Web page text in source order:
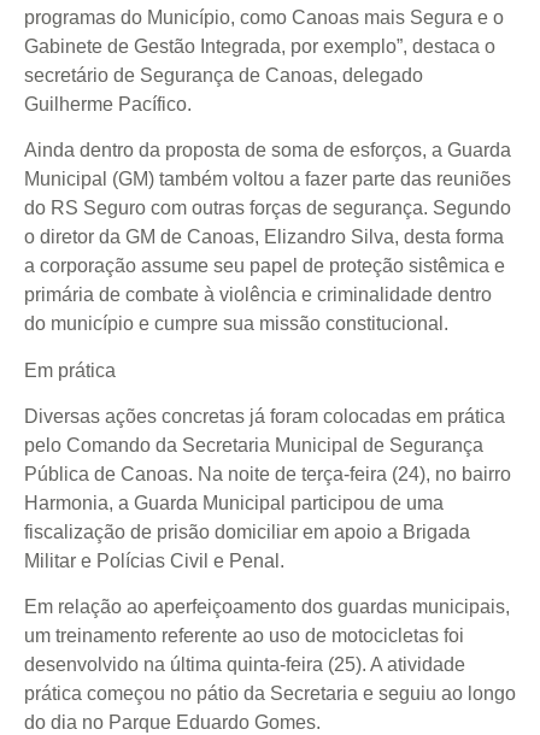
programas do Município, como Canoas mais Segura e o
Gabinete de Gestão Integrada, por exemplo”, destaca o
secretário de Segurança de Canoas, delegado
Guilherme Pacífico.
Ainda dentro da proposta de soma de esforços, a Guarda
Municipal (GM) também voltou a fazer parte das reuniões
do RS Seguro com outras forças de segurança. Segundo
o diretor da GM de Canoas, Elizandro Silva, desta forma
a corporação assume seu papel de proteção sistêmica e
primária de combate à violência e criminalidade dentro
do município e cumpre sua missão constitucional.
Em prática
Diversas ações concretas já foram colocadas em prática
pelo Comando da Secretaria Municipal de Segurança
Pública de Canoas. Na noite de terça-feira (24), no bairro
Harmonia, a Guarda Municipal participou de uma
fiscalização de prisão domiciliar em apoio a Brigada
Militar e Polícias Civil e Penal.
Em relação ao aperfeiçoamento dos guardas municipais,
um treinamento referente ao uso de motocicletas foi
desenvolvido na última quinta-feira (25). A atividade
prática começou no pátio da Secretaria e seguiu ao longo
do dia no Parque Eduardo Gomes.